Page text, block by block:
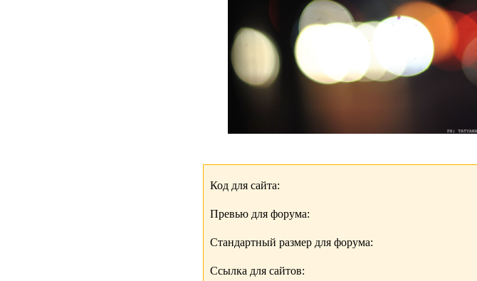
Код для сайта:
Превью для форума:
Стандартный размер для форума:
Ссылка для сайтов: